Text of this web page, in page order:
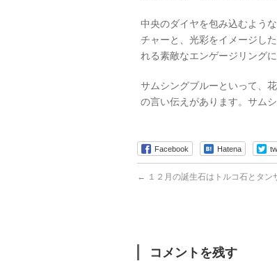
中央のダイヤを包み込むよう
チャーと、光彩をイメージし
れる素敵なエンゲージリング
サムシングブルーといって、
の言い伝えがあります。サム
Facebook Hatena
← １２月の誕生石はトルコ石とタン
コメントを残す